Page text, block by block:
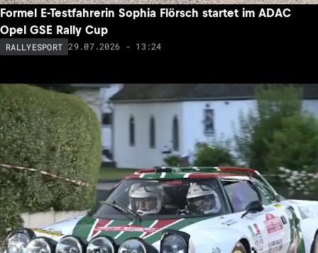
Formel E-Testfahrerin Sophia Flörsch startet im ADAC
Opel GSE Rally Cup
RALLYESPORT 29.07.2026 - 13:24